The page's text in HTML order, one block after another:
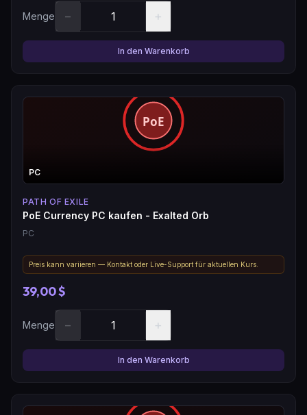
Menge − +
In den Warenkorb
PC
PATH OF EXILE
PoE Currency PC kaufen - Exalted Orb
PC
Preis kann variieren — Kontakt oder Live-Support für aktuellen Kurs.
39,00 $
Menge − +
In den Warenkorb